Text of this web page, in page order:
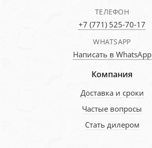
ТЕЛЕФОН
+7 (771) 525-70-17
WHATSAPP
Написать в WhatsApp
Компания
Доставка и сроки
Частые вопросы
Стать дилером